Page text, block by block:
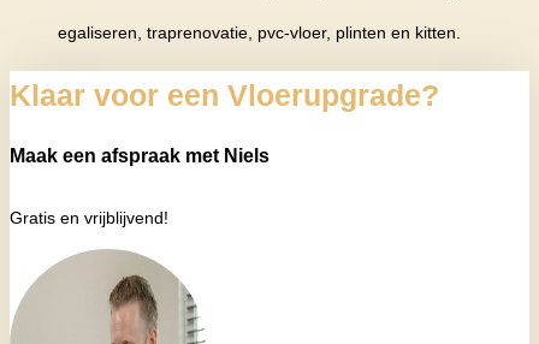
egaliseren, traprenovatie, pvc-vloer, plinten en kitten.
Klaar voor een Vloerupgrade?
Maak een afspraak met Niels
Gratis en vrijblijvend!